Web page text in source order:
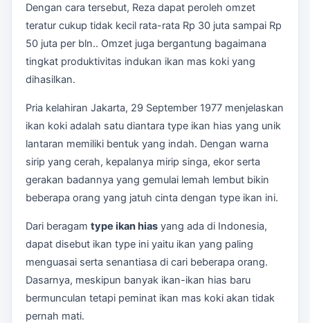
Dengan cara tersebut, Reza dapat peroleh omzet
teratur cukup tidak kecil rata-rata Rp 30 juta sampai Rp
50 juta per bln.. Omzet juga bergantung bagaimana
tingkat produktivitas indukan ikan mas koki yang
dihasilkan.
Pria kelahiran Jakarta, 29 September 1977 menjelaskan
ikan koki adalah satu diantara type ikan hias yang unik
lantaran memiliki bentuk yang indah. Dengan warna
sirip yang cerah, kepalanya mirip singa, ekor serta
gerakan badannya yang gemulai lemah lembut bikin
beberapa orang yang jatuh cinta dengan type ikan ini.
Dari beragam type ikan hias yang ada di Indonesia,
dapat disebut ikan type ini yaitu ikan yang paling
menguasai serta senantiasa di cari beberapa orang.
Dasarnya, meskipun banyak ikan-ikan hias baru
bermunculan tetapi peminat ikan mas koki akan tidak
pernah mati.